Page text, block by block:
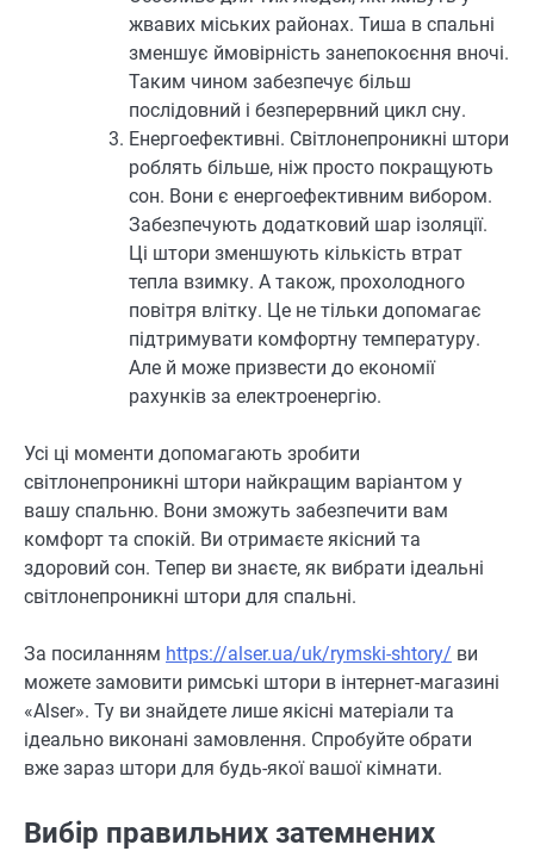
жвавих міських районах. Тиша в спальні
зменшує ймовірність занепокоєння вночі.
Таким чином забезпечує більш
послідовний і безперервний цикл сну.
Енергоефективні. Світлонепроникні штори
роблять більше, ніж просто покращують
сон. Вони є енергоефективним вибором.
Забезпечують додатковий шар ізоляції.
Ці штори зменшують кількість втрат
тепла взимку. А також, прохолодного
повітря влітку. Це не тільки допомагає
підтримувати комфортну температуру.
Але й може призвести до економії
рахунків за електроенергію.
Усі ці моменти допомагають зробити
світлонепроникні штори найкращим варіантом у
вашу спальню. Вони зможуть забезпечити вам
комфорт та спокій. Ви отримаєте якісний та
здоровий сон. Тепер ви знаєте, як вибрати ідеальні
світлонепроникні штори для спальні.
За посиланням https://alser.ua/uk/rymski-shtory/ ви
можете замовити римські штори в інтернет-магазині
«Alser». Ту ви знайдете лише якісні матеріали та
ідеально виконані замовлення. Спробуйте обрати
вже зараз штори для будь-якої вашої кімнати.
Вибір правильних затемнених